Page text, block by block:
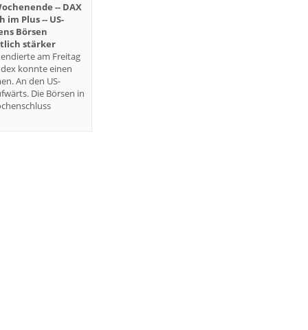
-- DAX
Plus -- US-
Börsen
stärker
am Freitag
konnte einen
An den US-
Die Börsen in